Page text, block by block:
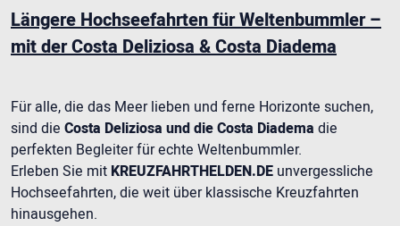
Längere Hochseefahrten für Weltenbummler –
mit der Costa Deliziosa & Costa Diadema
Für alle, die das Meer lieben und ferne Horizonte suchen,
sind die Costa Deliziosa und die Costa Diadema die
perfekten Begleiter für echte Weltenbummler.
Erleben Sie mit KREUZFAHRTHELDEN.DE unvergessliche
Hochseefahrten, die weit über klassische Kreuzfahrten
hinausgehen.